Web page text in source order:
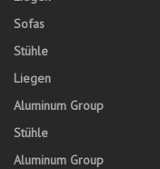
Sofas
Stühle
Liegen
Aluminum Group
Stühle
Aluminum Group